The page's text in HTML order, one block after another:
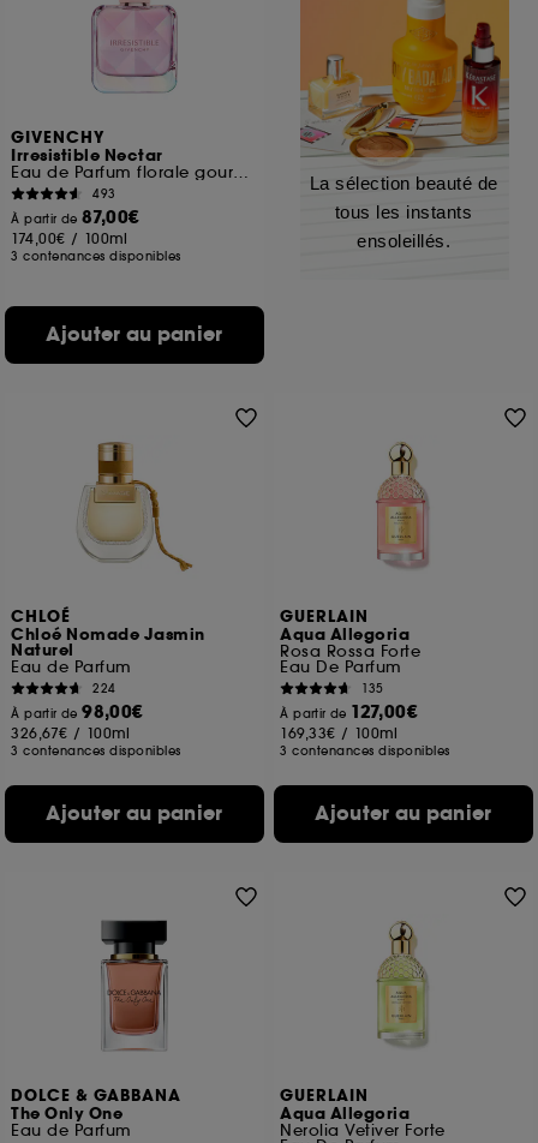
GIVENCHY
Irresistible Nectar
Eau de Parfum florale gourmande pour femme
493
À partir de87,00€
174,00€ / 100ml
3 contenances disponibles
Ajouter au panier
La sélection beauté de
tous les instants
ensoleillés.
CHLOÉ
Chloé Nomade Jasmin
Naturel
Eau de Parfum
224
À partir de98,00€
326,67€ / 100ml
3 contenances disponibles
Ajouter au panier
GUERLAIN
Aqua Allegoria
Rosa Rossa Forte
Eau De Parfum
135
À partir de 127,00€
169,33€ / 100ml
3 contenances disponibles
Ajouter au panier
DOLCE & GABBANA
The Only One
Eau de Parfum
GUERLAIN
Aqua Allegoria
Nerolia Vetiver Forte